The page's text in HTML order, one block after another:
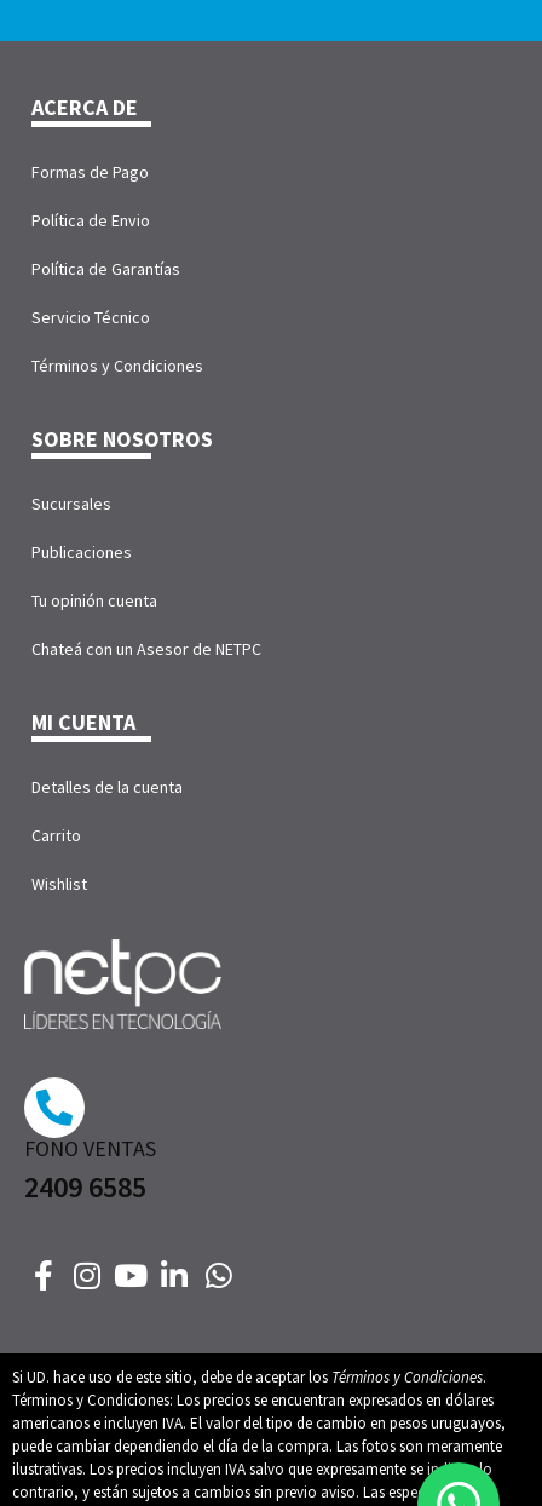
FONO VENTAS
2409 6585
ACERCA DE
Formas de Pago
Política de Envio
Política de Garantías
Servicio Técnico
Términos y Condiciones
SOBRE NOSOTROS
Sucursales
Publicaciones
Tu opinión cuenta
Chateá con un Asesor de NETPC
MI CUENTA
Detalles de la cuenta
Carrito
Wishlist
Si UD. hace uso de este sitio, debe de aceptar los Términos y Condiciones.
Términos y Condiciones: Los precios se encuentran expresados en dólares
americanos e incluyen IVA. El valor del tipo de cambio en pesos uruguayos,
puede cambiar dependiendo el día de la compra. Las fotos son meramente
ilustrativas. Los precios incluyen IVA salvo que expresamente se indique lo
contrario, y están sujetos a cambios sin previo aviso. Las especificaciones